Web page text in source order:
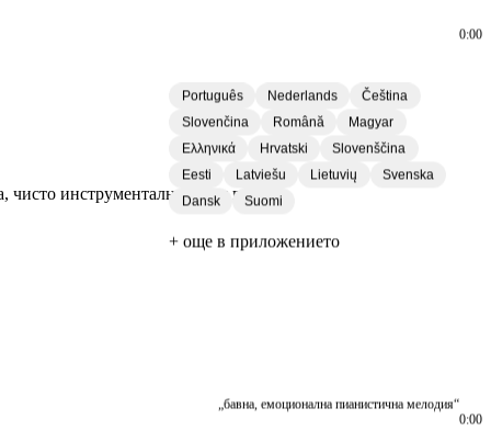
Português Nederlands
Čeština
Slovenčina
Română
Magyar
Ελληνικά
Hrvatski
Slovenščina
Eesti
Latviešu Lietuvių
Svenska
Dansk
Suomi
+ още в приложението
0:00
инструментална или с вокал.
„бавна, емоционална пианистична мелодия“
0:00